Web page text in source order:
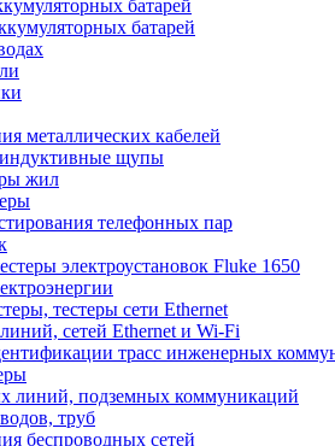
батарей
батарей
металлических кабелей
щупы
жил
телефонных пар
электроустановок Fluke 1650
тестеры сети Ethernet
сетей Ethernet и Wi-Fi
трасс инженерных
линий, подземных коммуникаций
труб
беспроводных сетей